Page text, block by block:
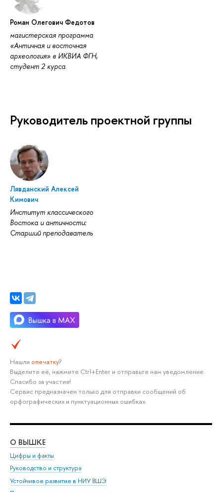
Роман Олегович Федотов
магистерская программа
«Античная и восточная
археология» в ИКВИА ФГН,
студент 2 курса
Руководитель проектной группы
Лявданский Алексей
Кимович
Институт классического
Востока и античности:
Старший преподаватель
Нашли опечатку?
Выделите её, нажмите Ctrl+Enter и отправьте нам уведомление.
Спасибо за участие!
Сервис предназначен только для отправки сообщений об
орфографических и пунктуационных ошибках.
О ВЫШКЕ
Цифры и факты
Руководство и структура
Устойчивое развитие в НИУ ВШЭ